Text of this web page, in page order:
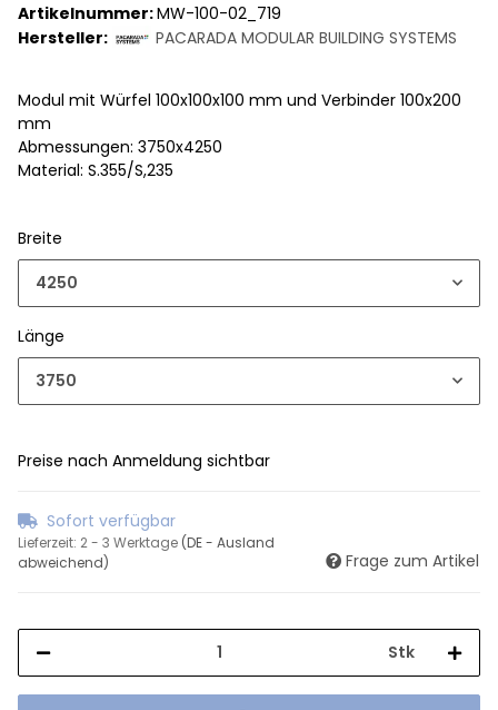
Artikelnummer:MW-100-02_719
Hersteller:
PACARADA MODULAR BUILDING SYSTEMS
Modul mit Würfel 100x100x100 mm und Verbinder 100x200
mm
Abmessungen: 3750x4250
Material: S.355/S,235
Breite
4250
Länge
3750
Preise nach Anmeldung sichtbar
Sofort verfügbar
Lieferzeit: 2 - 3 Werktage (DE - Ausland
abweichend)
Frage zum Artikel
Stk